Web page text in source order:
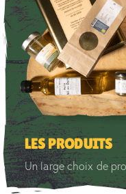
LES PRODUITS
Un large choix de